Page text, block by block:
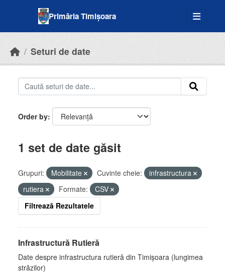
Primăria Timișoara
Seturi de date
Order by
1 set de date găsit
Grupuri: Mobilitate Cuvinte cheie:
infrastructura
rutiera
Formate:
CSV
Filtrează Rezultatele
Infrastructură Rutieră
Date despre infrastructura rutieră din Timișoara (lungimea
străzilor)